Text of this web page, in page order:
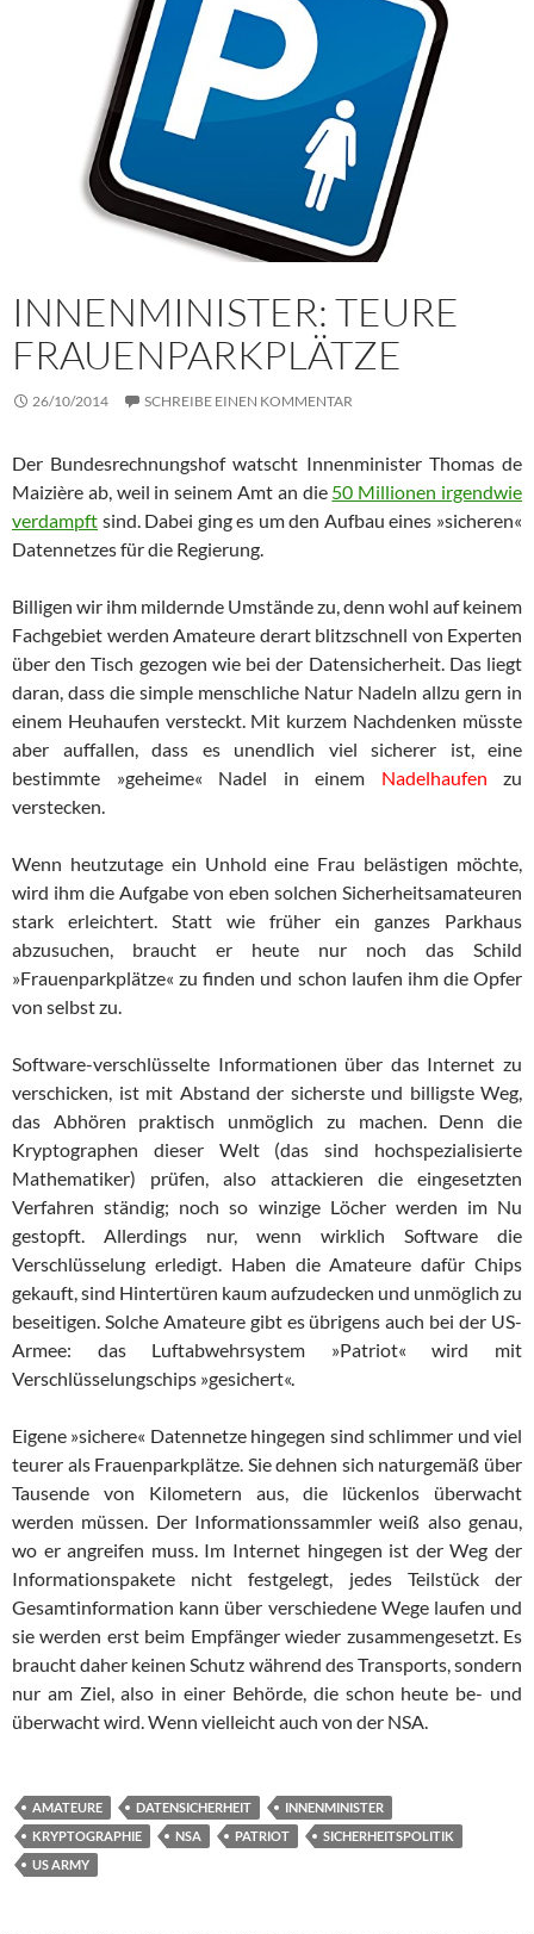
INNENMINISTER: TEURE
FRAUENPARKPLÄTZE
26/10/2014 SCHREIBE EINEN KOMMENTAR
Der Bundesrechnungshof watscht Innenminister Thomas de
Maizière ab, weil in seinem Amt an die 50 Millionen irgendwie
ver­dampft sind. Dabei ging es um den Aufbau eines »sicheren«
Da­ten­net­zes für die Regierung.
Billigen wir ihm mildernde Umstände zu, denn wohl auf keinem
Fach­gebiet werden Amateure derart blitzschnell von Experten
über den Tisch gezogen wie bei der Datensicherheit. Das liegt
daran, dass die simple menschliche Natur Nadeln allzu gern in
einem Heuhaufen versteckt. Mit kurzem Nachdenken müsste
aber auffallen, dass es un­end­lich viel sicherer ist, eine
bestimmte »geheime« Nadel in einem Nadelhaufen zu
verstecken.
Wenn heutzutage ein Unhold eine Frau belästigen möchte,
wird ihm die Aufgabe von eben solchen Sicherheitsamateuren
stark er­leich­tert. Statt wie früher ein ganzes Parkhaus
abzusuchen, braucht er heu­te nur noch das Schild
»Frauenparkplätze« zu finden und schon laufen ihm die Opfer
von selbst zu.
Software-verschlüsselte Informationen über das Internet zu
ver­schic­ken, ist mit Abstand der sicherste und billigste Weg,
das Ab­hö­ren praktisch unmöglich zu machen. Denn die
Kryptographen dieser Welt (das sind hochspezialisierte
Mathematiker) prüfen, also at­tac­kie­ren die eingesetzten
Verfahren ständig; noch so winzige Löcher wer­den im Nu
gestopft. Allerdings nur, wenn wirklich Software die
Verschlüsselung erledigt. Haben die Amateure dafür Chips
gekauft, sind Hintertüren kaum aufzudecken und unmöglich zu
beseitigen. Sol­che Amateure gibt es übrigens auch bei der US-
Armee: das Luft­ab­wehr­sys­tem »Patriot« wird mit
Verschlüsselungschips »ge­si­chert«.
Eigene »sichere« Datennetze hingegen sind schlimmer und viel
teu­rer als Frauenparkplätze. Sie dehnen sich naturgemäß über
Tau­sen­de von Kilometern aus, die lückenlos überwacht
werden müssen. Der Informationssammler weiß also genau,
wo er angreifen muss. Im Internet hingegen ist der Weg der
Informationspakete nicht fest­ge­legt, jedes Teilstück der
Gesamtinformation kann über ver­schie­de­ne Wege laufen und
sie werden erst beim Empfänger wieder zu­sam­men­ge­setzt. Es
braucht daher keinen Schutz während des Trans­ports, sondern
nur am Ziel, also in einer Behörde, die schon heute be- und
überwacht wird. Wenn vielleicht auch von der NSA.
AMATEURE DATENSICHERHEIT
INNENMINISTER
KRYPTOGRAPHIE
NSA PATRIOT
SICHERHEITSPOLITIK
US ARMY